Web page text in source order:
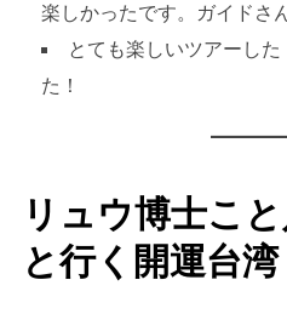
楽しかったです。ガイドさ
とても楽しいツアーし
た！
リュウ博士こ
と行く開運台湾